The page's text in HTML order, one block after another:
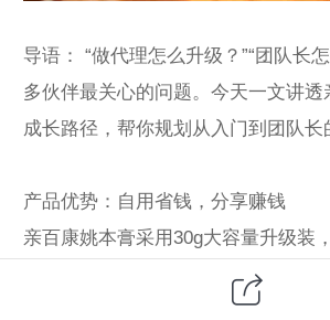
导语： “做代理怎么升级？”“团队长
多伙伴最关心的问题。今天一文讲透
成长路径，帮你规划从入门到团队长
产品优势：自用省钱，分享赚钱
亲百康姚本膏采用30g大容量升级装
统膏药，局部涂抹一次只需1~2元钱
论你是快递员爬楼后的腰肌劳损，还